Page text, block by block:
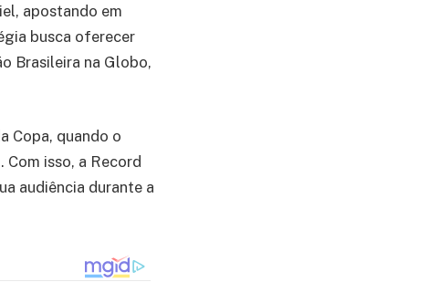
apostando em
busca oferecer
Brasileira na Globo,
Copa, quando o
isso, a Record
audiência durante a